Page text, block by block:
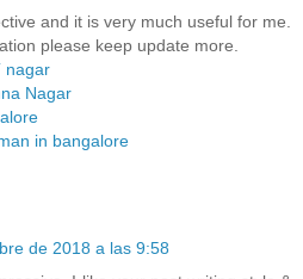
and it is very much useful for me.
please keep update more.
nagar
Nagar
in bangalore
de 2018 a las 9:58